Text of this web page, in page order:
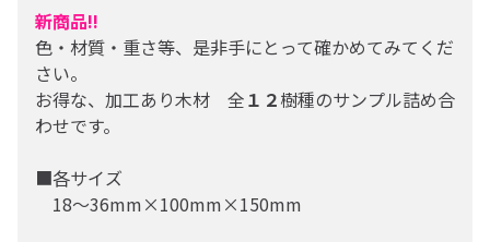
米杉
新商品!!
色・材質・重さ等、是非手にとって確かめてみてくだ
さい。
お得な、加工あり木材 全１２樹種のサンプル詰め合
わせです。
■各サイズ
18～36mm×100mm×150mm